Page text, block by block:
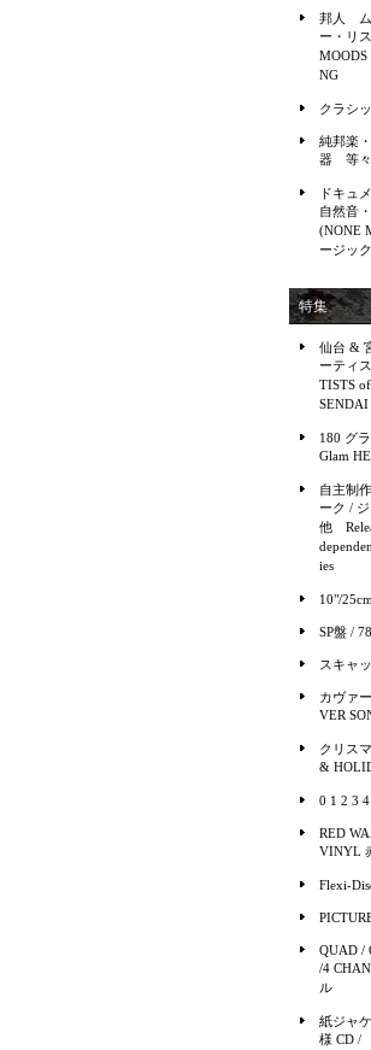
邦人
ー・リ
NG
クラシ
純邦楽
器 等々
ドキュ
自然音
(NONE
ージッ
特集
仙台 &
ーティ
TISTS
SENDAI
180 グ
Glam
自主制
ーク /
他
ies
10"/
SP盤 /
スキャ
カヴァ
VER
クリス
&
0 1 2 3
RED
VINYL
Flexi-
QUAD /
/4
ル
紙ジャ
様 CD /